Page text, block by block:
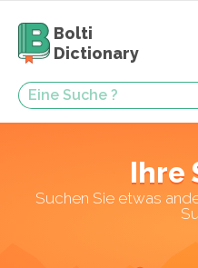
Bolti
Dictionary
Ihre
Suchen Sie etwas